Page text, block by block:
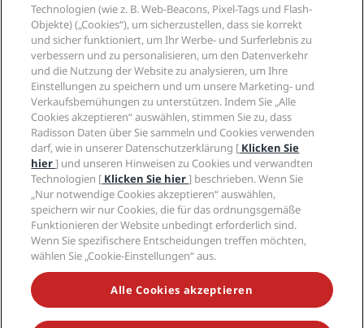
Radisson Hotels APP
„Sports Approved“-Hotels
Familienfreundliche Hotels
Gesundheit & Sicherheit
Radisson Hotel Group
Medien
Karriere RHG
Karriere PPHE
Karrieren EHL
The Club by RHG
Entwicklungsmöglichkeiten
Responsible Business – Unser Engagement
Einkauf
Rechtliches
Privacy Centre
Rechtliche Hinweise
Radisson Rewards Geschäftsbedingungen
Website-Nutzungsvereinbarung
Digitale Barrierefreiheit
Moderne Sklaverei – Erklärung
Hilfe
Verbrauchermeldungen
Kontakt
FAQ
Inhaltsübersicht
Soziale Medien
Marken von Radisson Hotels
VERPASSEN SIE NIEMALS UNSERE BELIEBTESTEN
ANGEBOTE
Technologien (wie z. B. Web-Beacons, Pixel-Tags und Flash-
Objekte) („Cookies“), um sicherzustellen, dass sie korrekt
und sicher funktioniert, um Ihr Werbe- und Surferlebnis zu
verbessern und zu personalisieren, um den Datenverkehr
und die Nutzung der Website zu analysieren, um Ihre
Einstellungen zu speichern und um unsere Marketing- und
Verkaufsbemühungen zu unterstützen. Indem Sie „Alle
Cookies akzeptieren“ auswählen, stimmen Sie zu, dass
Radisson Daten über Sie sammeln und Cookies verwenden
darf, wie in unserer Datenschutzerklärung [ Klicken Sie
hier] und unseren Hinweisen zu Cookies und verwandten
Technologien [ Klicken Sie hier] beschrieben. Wenn Sie
„Nur notwendige Cookies akzeptieren“ auswählen,
speichern wir nur Cookies, die für das ordnungsgemäße
Funktionieren der Website unbedingt erforderlich sind.
Wenn Sie spezifischere Entscheidungen treffen möchten,
wählen Sie „Cookie-Einstellungen“ aus.
Alle Cookies akzeptieren